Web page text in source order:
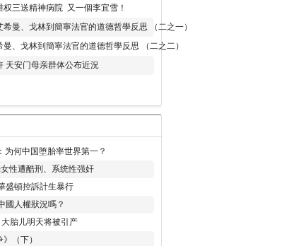
三送精神病院 又一個李宜雪！
曼、戈林到簡寧法官的道德哲學反思 （二之一）
、戈林到簡寧法官的道德哲學反思 （二之二）
天安门母亲群体公布近況
为何中国堕胎率世界第一？
性遭酷刑、系统性强奸
盛頓控訴計生暴行
國人權狀況嗎？
胎儿明天将被引产
（下）